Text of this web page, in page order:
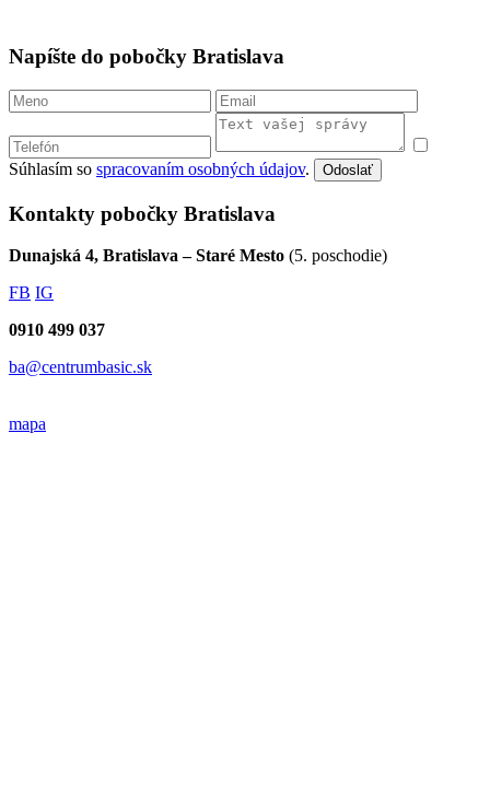
Napíšte do pobočky Bratislava
Súhlasím so spracovaním osobných údajov. Odoslať
Kontakty pobočky Bratislava
Dunajská 4, Bratislava – Staré Mesto (5. poschodie)
FB IG
0910 499 037
ba@centrumbasic.sk
mapa